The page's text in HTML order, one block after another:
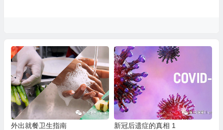
外出就餐卫生指南 新冠后遗症的真相 1